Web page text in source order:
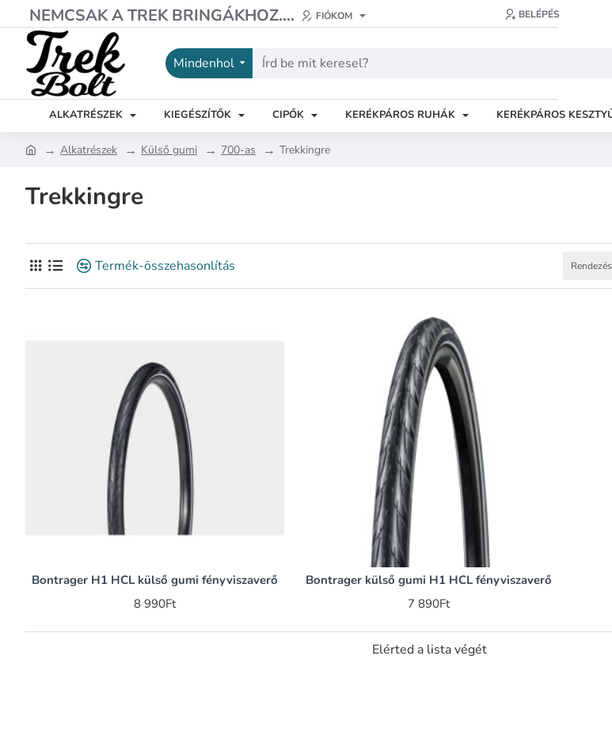
NEMCSAK A TREK BRINGÁKHOZ.... FIÓKOM BELÉPÉS
Mindenhol
Írd
mit
keresel?
ALKATRÉSZEK KIEGÉSZÍTŐK CIPŐK KERÉKPÁROS RUHÁK KERÉKPÁROS
m
Alkatrészek Külső gumi 700-as Trekkingre
Trekkingre
Termék-összehasonlítás Rendezés
Bontrager H1 HCL külső gumi fényviszaverő
8 990Ft
Bontrager külső gumi H1 HCL fényviszaverő
7 890Ft
Elérted a lista végét